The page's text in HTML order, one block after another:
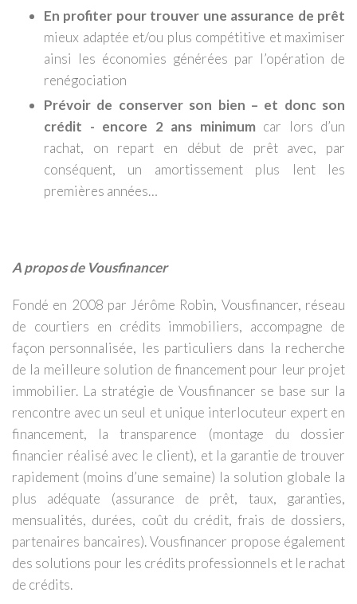
En profiter pour trouver une assurance de prêt
mieux adaptée et/ou plus compétitive et maximiser
ainsi les économies générées par l’opération de
renégociation
Prévoir de conserver son bien – et donc son
crédit - encore 2 ans minimumcar lors d’un
rachat, on repart en début de prêt avec, par
conséquent, un amortissement plus lent les
premières années…
A propos de Vousfinancer
Fondé en 2008 par Jérôme Robin, Vousfinancer, réseau
de courtiers en crédits immobiliers, accompagne de
façon personnalisée, les particuliers dans la recherche
de la meilleure solution de financement pour leur projet
immobilier. La stratégie de Vousfinancer se base sur la
rencontre avec un seul et unique interlocuteur expert en
financement, la transparence (montage du dossier
financier réalisé avec le client), et la garantie de trouver
rapidement (moins d’une semaine) la solution globale la
plus adéquate (assurance de prêt, taux, garanties,
mensualités, durées, coût du crédit, frais de dossiers,
partenaires bancaires). Vousfinancer propose également
des solutions pour les crédits professionnels et le rachat
de crédits.